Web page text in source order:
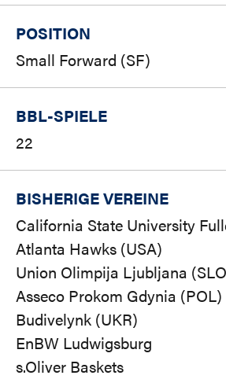
POSITION
Small Forward (SF)
BBL-SPIELE
22
BISHERIGE VEREINE
California State University
Atlanta Hawks (USA)
Union Olimpija Ljubljana
Asseco Prokom Gdynia (POL)
Budivelynk (UKR)
EnBW Ludwigsburg
s.Oliver Baskets